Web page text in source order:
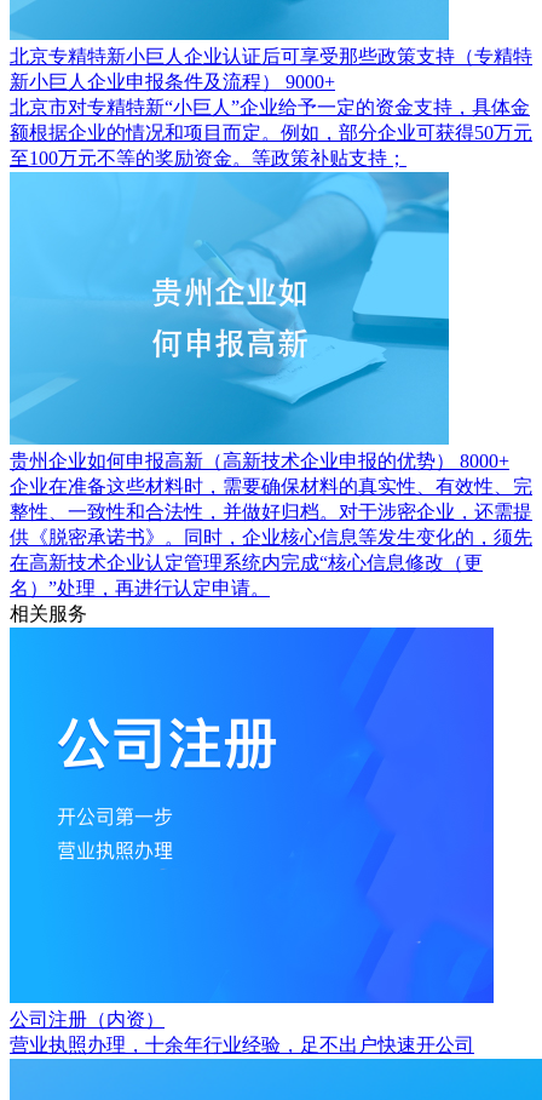
北京专精特新小巨人企业认证后可享受那些政策支持（专精特
新小巨人企业申报条件及流程）
9000+
北京市对专精特新“小巨人”企业给予一定的资金支持，具体金
额根据企业的情况和项目而定。例如，部分企业可获得50万元
至100万元不等的奖励资金。等政策补贴支持；
贵州企业如何申报高新（高新技术企业申报的优势）
8000+
企业在准备这些材料时，需要确保材料的真实性、有效性、完
整性、一致性和合法性，并做好归档。对于涉密企业，还需提
供《脱密承诺书》。同时，企业核心信息等发生变化的，须先
在高新技术企业认定管理系统内完成“核心信息修改（更
名）”处理，再进行认定申请。
相关服务
公司注册（内资）
营业执照办理，十余年行业经验，足不出户快速开公司